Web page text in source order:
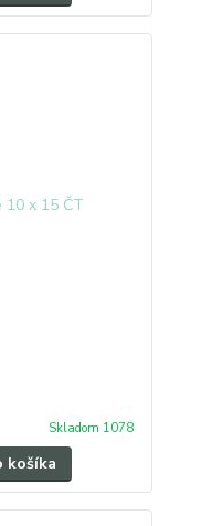
Skladom 1078
košíka